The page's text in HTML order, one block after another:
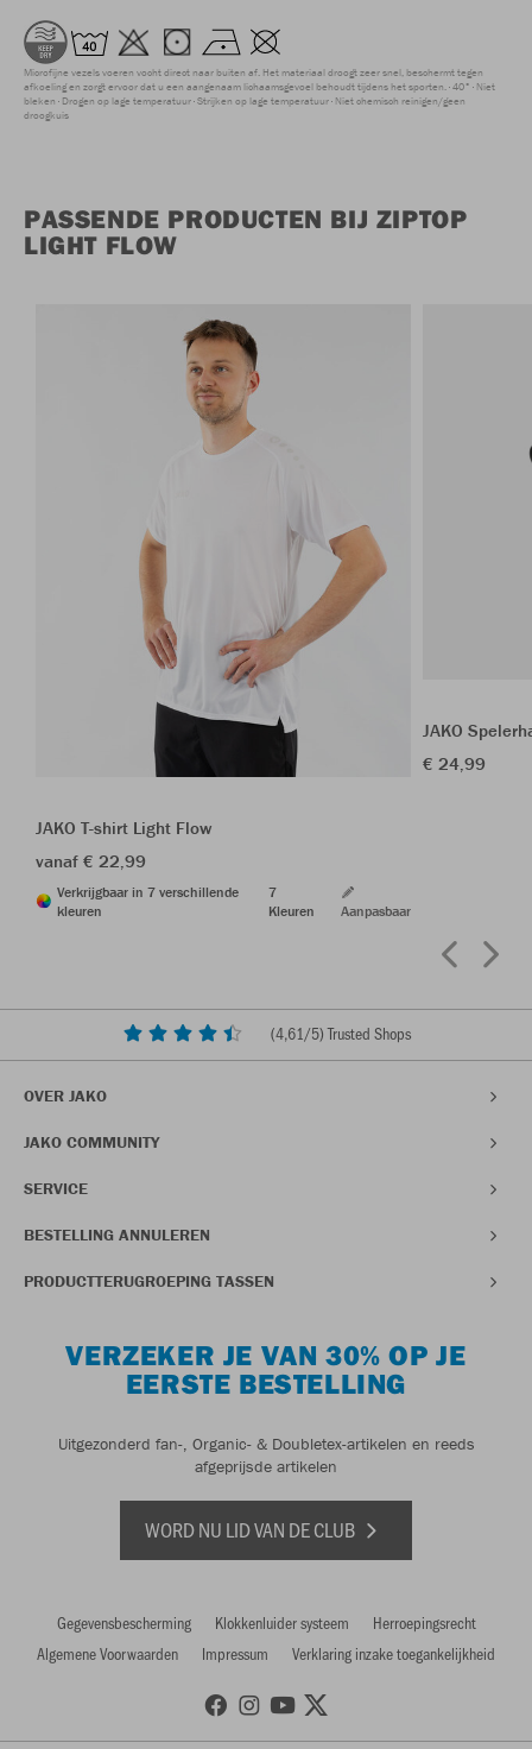
Microfijne vezels voeren vocht direct naar buiten af. Het materiaal droogt zeer snel, beschermt tegen
afkoeling en zorgt ervoor dat u een aangenaam lichaamsgevoel behoudt tijdens het sporten. 40° Niet
bleken Drogen op lage temperatuur Strijken op lage temperatuur Niet chemisch reinigen/geen
droogkuis
PASSENDE PRODUCTEN BIJ ZIPTOP
LIGHT FLOW
JAKO T-shirt Light Flow
vanaf € 22,99
Verkrijgbaar in 7 verschillende
kleuren
7
Kleuren
Aanpasbaar
JAKO
€ 24,99
(4,61/5) Trusted Shops
OVER JAKO
JAKO COMMUNITY
SERVICE
BESTELLING ANNULEREN
PRODUCTTERUGROEPING TASSEN
VERZEKER JE VAN 30% OP JE
EERSTE BESTELLING
Uitgezonderd fan-, Organic- & Doubletex-artikelen en reeds
afgeprijsde artikelen
WORD NU LID VAN DE CLUB
Gegevensbescherming Klokkenluider systeem
Herroepingsrecht
Algemene Voorwaarden
Impressum Verklaring inzake toegankelijkheid